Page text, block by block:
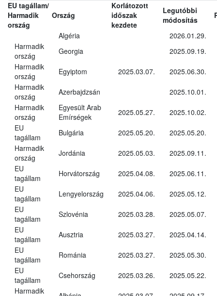
EU tagállam/
Harmadik
ország
Ország
Korlátozott
időszak
kezdete
Legutóbbi
módosítás
Algéria
2026.01.29.
Harmadik
ország
Georgia
2025.09.19.
Harmadik
ország
Egyiptom 2025.03.07.
2025.06.30.
Harmadik
ország
Azerbajdzsán
2025.10.01.
Harmadik
ország
Egyesült Arab
Emírségek
2025.05.27.
2025.10.02.
EU
tagállam
Bulgária 2025.05.20.
2025.05.20.
Harmadik
ország
Jordánia 2025.05.03.
2025.09.11.
EU
tagállam
Horvátország 2025.04.08.
2025.06.11.
EU
tagállam
Lengyelország 2025.04.06.
2025.05.12.
EU
tagállam
Szlovénia 2025.03.28.
2025.05.07.
EU
tagállam
Ausztria 2025.03.27.
2025.04.14.
EU
tagállam
Románia 2025.03.27.
2025.05.30.
EU
tagállam
Csehország 2025.03.26.
2025.05.22.
Harmadik